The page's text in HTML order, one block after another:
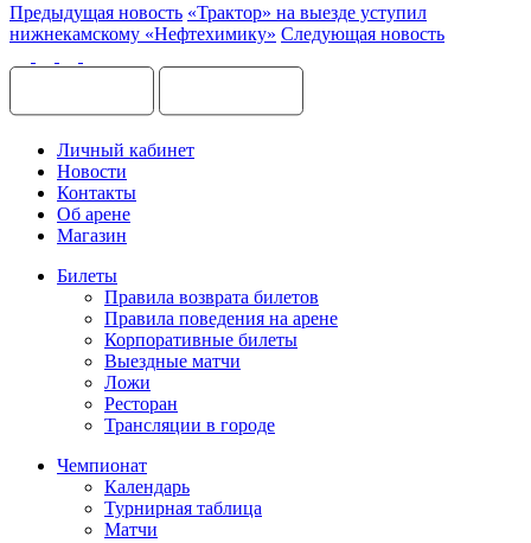
Предыдущая новость «Трактор» на выезде уступил
нижнекамскому «Нефтехимику» Следующая новость
Личный кабинет
Новости
Контакты
Об арене
Магазин
Билеты
Правила возврата билетов
Правила поведения на арене
Корпоративные билеты
Выездные матчи
Ложи
Ресторан
Трансляции в городе
Чемпионат
Календарь
Турнирная таблица
Матчи